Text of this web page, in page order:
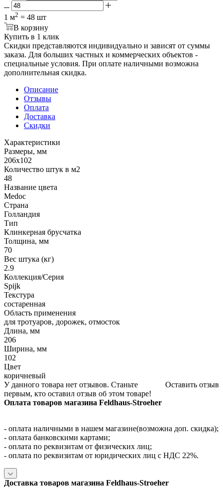
1 м2 = 48 шт
В корзину
Купить в 1 клик
Скидки представляются индивидуально и зависят от суммы
заказа. Для больших частных и коммерческих объектов -
специальные условия. При оплате наличными возможна
дополнительная скидка.
Описание
Отзывы
Оплата
Доставка
Скидки
Характеристики
Размеры, мм
206x102
Количество штук в м2
48
Название цвета
Medoc
Страна
Голландия
Тип
Клинкерная брусчатка
Толщина, мм
70
Вес штука (кг)
2.9
Коллекция/Серия
Spijk
Текстура
состаренная
Область применения
для тротуаров, дорожек, отмосток
Длина, мм
206
Ширина, мм
102
Цвет
коричневый
Оставить отзыв
У данного товара нет отзывов. Станьте
первым, кто оставил отзыв об этом товаре!
Оплата товаров магазина Feldhaus-Stroeher
- оплата наличными в нашем магазине(возможна доп. скидка);
- оплата банковскими картами;
- оплата по реквизитам от физических лиц;
- оплата по реквизитам от юридических лиц с НДС 22%.
Доставка товаров магазина Feldhaus-Stroeher